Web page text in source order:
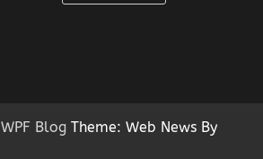
WPF Blog Theme: Web News By